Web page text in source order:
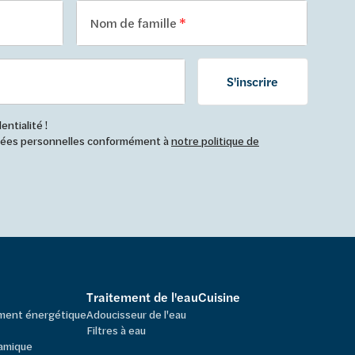
Nom de famille
S'inscrire
!
personnelles conformément ànotre politique de
énergétique
Traitement de l'eau
Adoucisseur de l'eau
Filtres à eau
Cuisine